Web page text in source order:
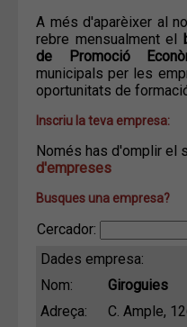
A més d'aparèixer al
rebre mensualment el
de Promoció
municipals per les
oportunitats de
Inscriu la teva empresa:
Només has d'omplir el
d'empreses
Busques una empresa?
Cercador:
Dades empresa:
Nom:
Giroguies
Adreça:
C. Ample,